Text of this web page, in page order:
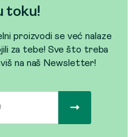
toku!
proizvodi se već nalaze
za tebe! Sve što treba
na naš Newsletter!